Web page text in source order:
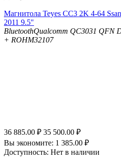
Магнитола Teyes CC3 2K 4-64
2011 9.5"
BluetoothQualcomm QC3031 QFN
+ ROHM32107
36 885.00 ₽ 35 500.00 ₽
Вы экономите: 1 385.00 ₽
Доступность: Нет в наличии